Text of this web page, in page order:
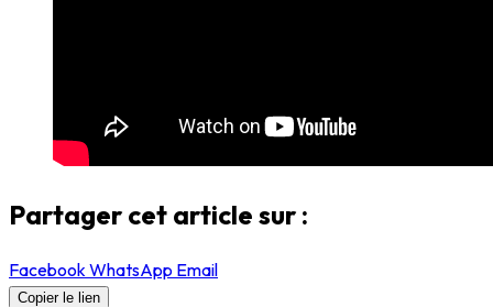
Partager cet article sur :
Facebook WhatsApp Email
Copier le lien